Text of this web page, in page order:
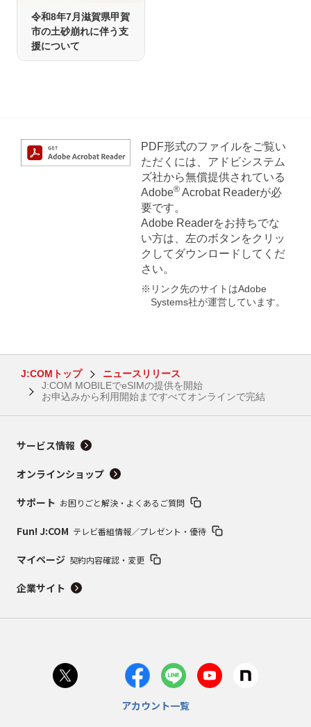
令和8年7月滋賀県甲賀
市の土砂崩れに伴う支
援について
PDF形式のファイルをご覧い
ただくには、アドビシステム
ズ社から無償提供されている
Adobe®Acrobat Readerが必
要です。
Adobe Readerをお持ちでな
い方は、左のボタンをクリッ
クしてダウンロードしてくだ
さい。
※リンク先のサイトはAdobe
Systems社が運営しています。
J:COMトップ
ニュースリリース
J:COM MOBILEでeSIMの提供を開始
お申込みから利用開始まですべてオンラインで完結
サービス情報
オンラインショップ
サポート お困りごと解決・よくあるご質問
Fun! J:COM テレビ番組情報／プレゼント・優待
マイページ 契約内容確認・変更
企業サイト
アカウント一覧